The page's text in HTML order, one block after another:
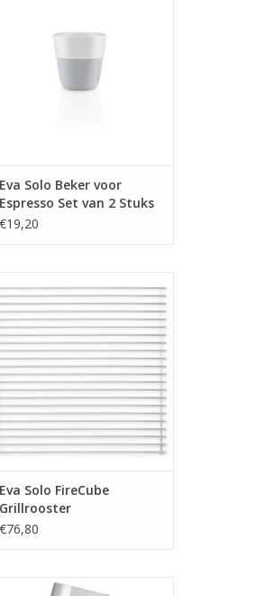
Eva Solo Beker voor
Espresso Set van 2 Stuks
€19,20
MEER INFO
Eva Solo FireCube
Grillrooster
€76,80
Glas 480 ml